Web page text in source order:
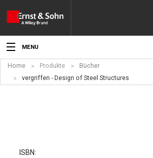
MENU
Aktuelles
Home Produkte
Bücher
vergriffen - Design of Steel Structures
ISBN: